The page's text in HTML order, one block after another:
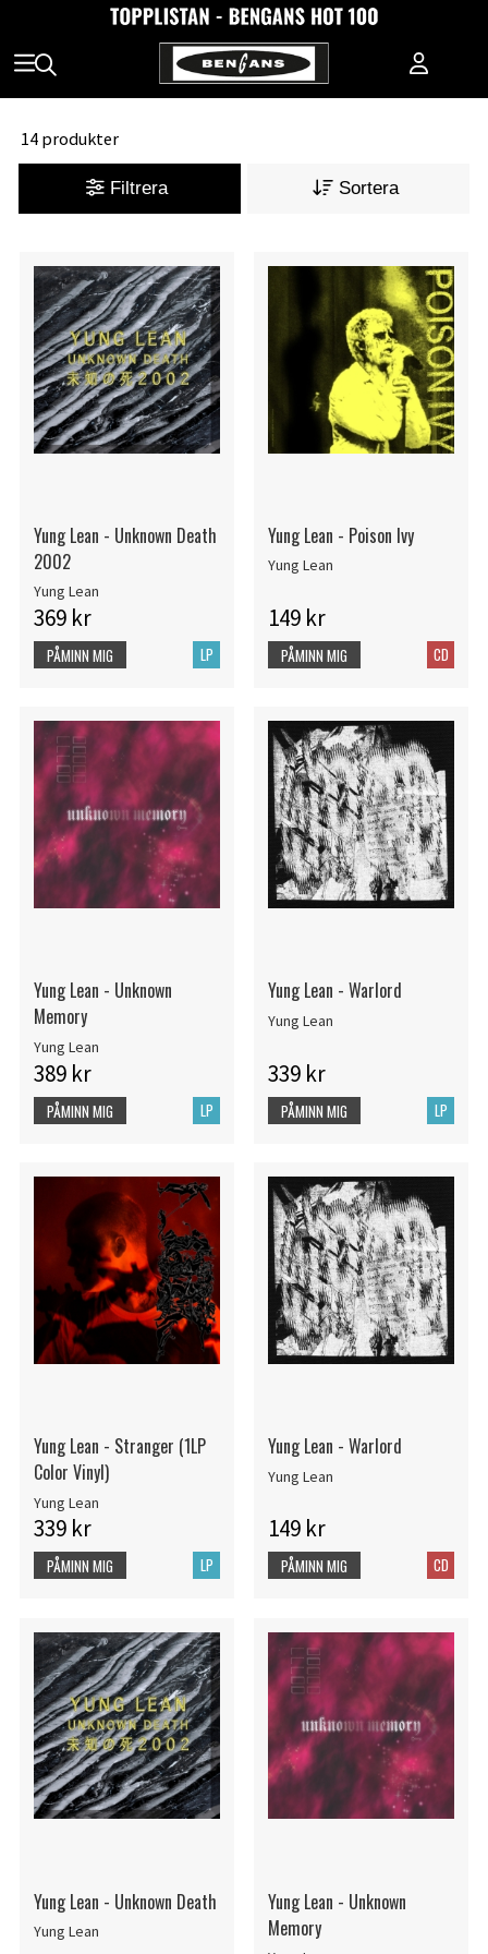
14 produkter
Filtrera Sortera
Yung Lean - Unknown Death
2002
Yung Lean
369 kr
LP
PÅMINN MIG
Yung Lean - Poison Ivy
Yung Lean
149 kr
CD
PÅMINN MIG
Yung Lean - Unknown
Memory
Yung Lean
389 kr
LP
PÅMINN MIG
Yung Lean - Warlord
Yung Lean
339 kr
LP
PÅMINN MIG
Yung Lean - Stranger (1LP
Color Vinyl)
Yung Lean
339 kr
LP
PÅMINN MIG
Yung Lean - Warlord
Yung Lean
149 kr
CD
PÅMINN MIG
Yung Lean - Unknown Death
Yung Lean
Yung Lean - Unknown
Memory